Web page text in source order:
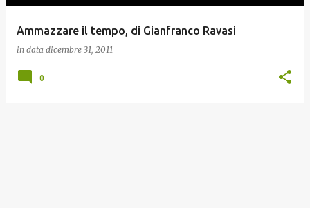
Ammazzare il tempo, di Gianfranco Ravasi
in data dicembre 31, 2011
0